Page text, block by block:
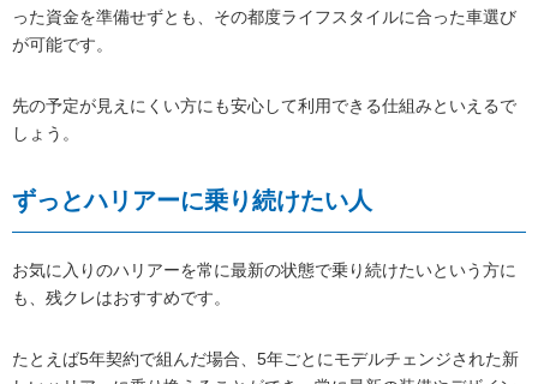
った資金を準備せずとも、その都度ライフスタイルに合った車選び
が可能です。
先の予定が見えにくい方にも安心して利用できる仕組みといえるで
しょう。
ずっとハリアーに乗り続けたい人
お気に入りのハリアーを常に最新の状態で乗り続けたいという方に
も、残クレはおすすめです。
たとえば5年契約で組んだ場合、5年ごとにモデルチェンジされた新